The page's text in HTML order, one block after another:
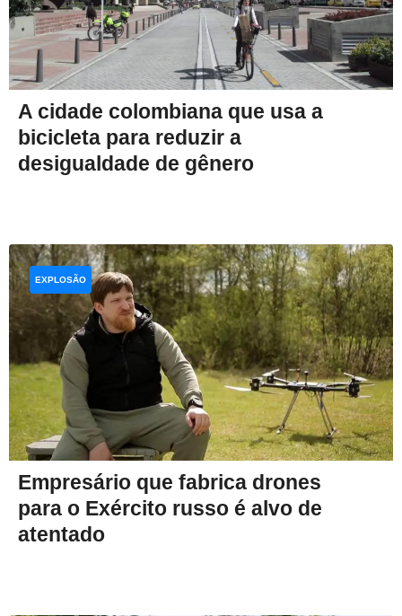
A cidade colombiana que usa a
bicicleta para reduzir a
desigualdade de gênero
Empresário que fabrica drones
para o Exército russo é alvo de
atentado
EXPLOSÃO